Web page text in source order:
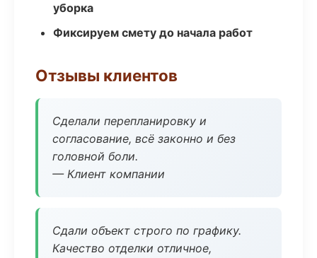
уборка
Фиксируем смету до начала работ
Отзывы клиентов
Сделали перепланировку и
согласование, всё законно и без
головной боли.
— Клиент компании
Сдали объект строго по графику.
Качество отделки отличное,